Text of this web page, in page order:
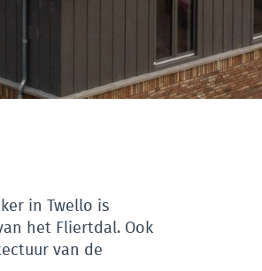
in Twello is
het Fliertdal. Ook
van de